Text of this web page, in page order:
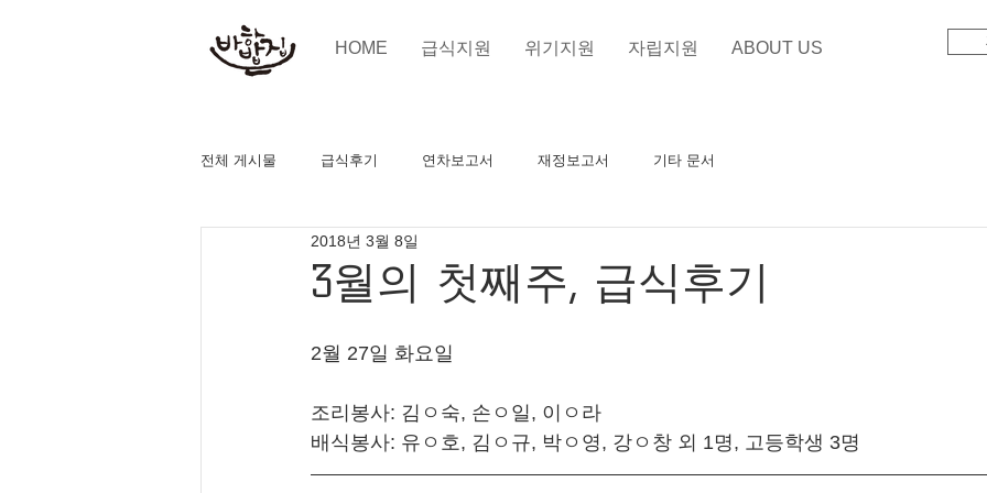
HOME 급식지원 위기지원 자립지원 ABOUT US
전체 게시물 급식후기 연차보고서 재정보고서 기타 문서
3월의 첫째주, 급식후기
2018년 3월 8일
2월 27일 화요일
조리봉사: 김ㅇ숙, 손ㅇ일, 이ㅇ라
배식봉사: 유ㅇ호, 김ㅇ규, 박ㅇ영, 강ㅇ창 외 1명, 고등학생 3명